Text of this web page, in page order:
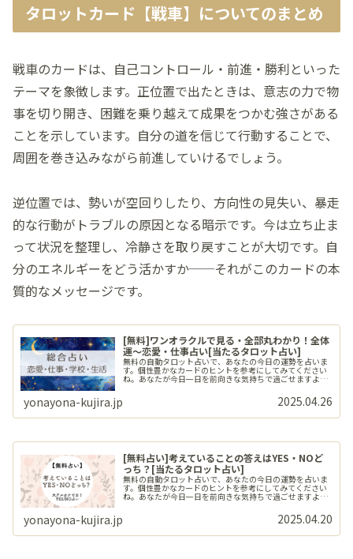
タロットカード【戦車】についてのまとめ
戦車のカードは、自己コントロール・前進・勝利といった
テーマを象徴します。正位置で出たときは、意志の力で物
事を切り開き、困難を乗り越えて成果をつかむ強さがある
ことを示しています。自分の道を信じて行動することで、
周囲を巻き込みながら前進していけるでしょう。
逆位置では、勢いが空回りしたり、方向性の見失い、暴走
的な行動がトラブルの原因となる暗示です。今は立ち止ま
って状況を整理し、冷静さを取り戻すことが大切です。自
分のエネルギーをどう活かすか──それがこのカードの本
質的なメッセージです。
[無料]ワンオラクルで見る・全部丸わかり！全体
運〜恋愛・仕事占い[当たるタロット占い]
無料の自動タロット占いで、あなたの今日の運勢を占いま
す。個性豊かなカードのヒントを参考にしてみてください
ね。あなたが今日一日を前向きな気持ちで過ごせますよう
yonayona-kujira.jp 2025.04.26
[無料占い]考えていることの答えはYES・NOど
っち？[当たるタロット占い]
無料の自動タロット占いで、あなたの今日の運勢を占いま
す。個性豊かなカードのヒントを参考にしてみてください
ね。あなたが今日一日を前向きな気持ちで過ごせますよう
に。
yonayona-kujira.jp 2025.04.20